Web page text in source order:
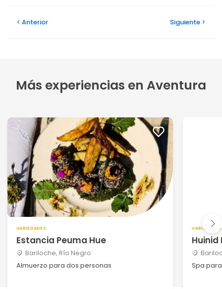
Anterior Siguiente
Más experiencias en Aventura
VARIEDADES
Estancia Peuma Hue
Bariloche, Río Negro
Almuerzo para dos personas
VARIEDADES
Huinid
Spa